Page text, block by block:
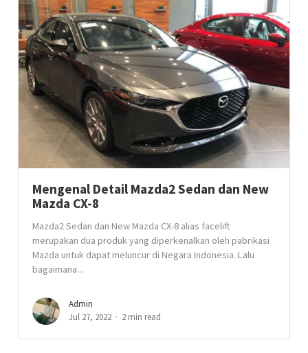
Mengenal Detail Mazda2 Sedan dan New
Mazda CX-8
Mazda2 Sedan dan New Mazda CX-8 alias facelift
merupakan dua produk yang diperkenalkan oleh pabrikasi
Mazda untuk dapat meluncur di Negara Indonesia. Lalu
bagaimana...
Admin
Jul 27, 2022
2 min read